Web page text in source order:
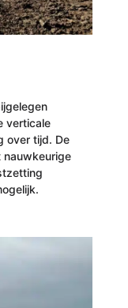
verticale
over tijd. De
nauwkeurige